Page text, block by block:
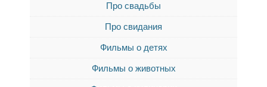
Про свадьбы
Про свидания
Фильмы о детях
Фильмы о животных